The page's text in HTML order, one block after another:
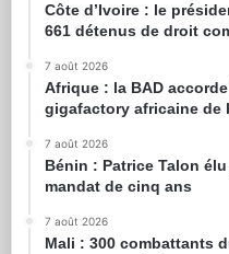
Côte d’Ivoire : le
661 détenus de droit
7 août 2026
Afrique : la BAD
gigafactory africaine de
7 août 2026
Bénin : Patrice Talon
mandat de cinq ans
7 août 2026
Mali : 300 combattants